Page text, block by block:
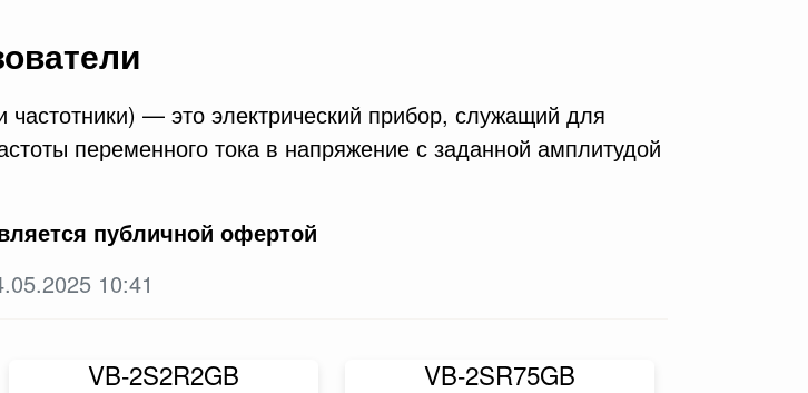
частотники) — это электрический прибор, служащий для
переменного тока в напряжение с заданной амплитудой
публичной офертой
10:41
VB-2S2R2GB VB-2SR75GB